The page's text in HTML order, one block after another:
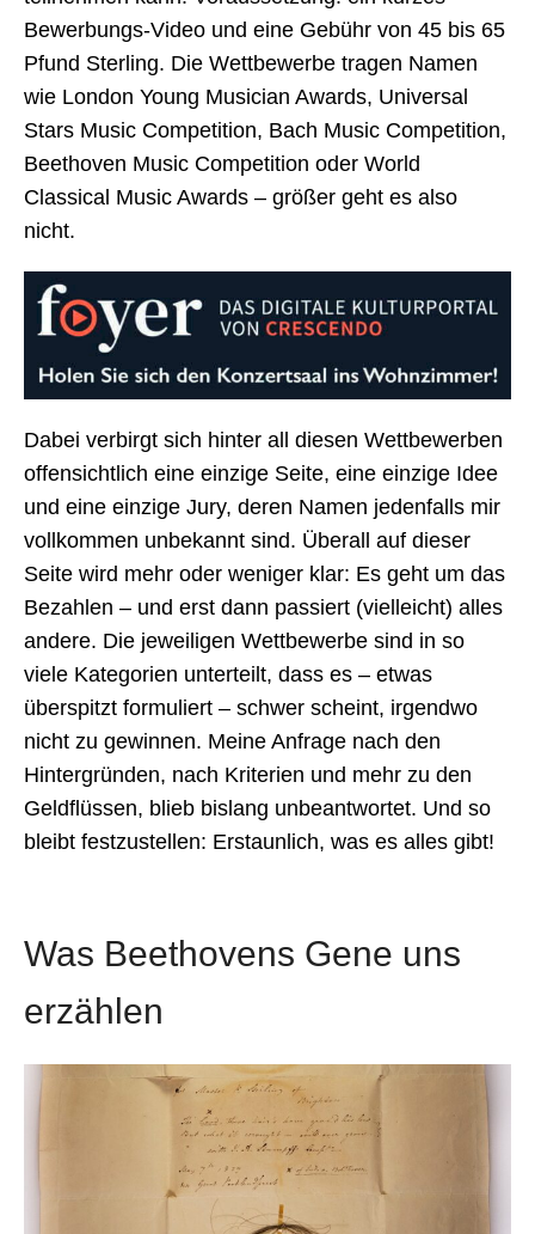
Bewerbungs-Video und eine Gebühr von 45 bis 65
Pfund Sterling. Die Wettbewerbe tragen Namen
wie London Young Musician Awards, Universal
Stars Music Competition, Bach Music Competition,
Beethoven Music Competition oder World
Classical Music Awards – größer geht es also
nicht.
Dabei verbirgt sich hinter all diesen Wettbewerben
offensichtlich eine einzige Seite, eine einzige Idee
und eine einzige Jury, deren Namen jedenfalls mir
vollkommen unbekannt sind. Überall auf dieser
Seite wird mehr oder weniger klar: Es geht um das
Bezahlen – und erst dann passiert (vielleicht) alles
andere. Die jeweiligen Wettbewerbe sind in so
viele Kategorien unterteilt, dass es – etwas
überspitzt formuliert – schwer scheint, irgendwo
nicht zu gewinnen. Meine Anfrage nach den
Hintergründen, nach Kriterien und mehr zu den
Geldflüssen, blieb bislang unbeantwortet. Und so
bleibt festzustellen: Erstaunlich, was es alles gibt!
Was Beethovens Gene uns
erzählen